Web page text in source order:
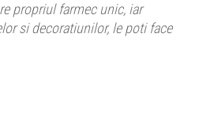
propriul farmec unic, iar
si decoratiunilor, le poti face